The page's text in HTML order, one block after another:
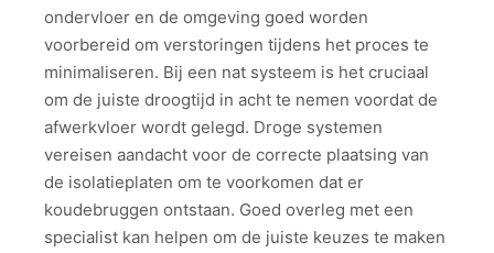
ondervloer en de omgeving goed worden
voorbereid om verstoringen tijdens het proces te
minimaliseren. Bij een nat systeem is het cruciaal
om de juiste droogtijd in acht te nemen voordat de
afwerkvloer wordt gelegd. Droge systemen
vereisen aandacht voor de correcte plaatsing van
de isolatieplaten om te voorkomen dat er
koudebruggen ontstaan. Goed overleg met een
specialist kan helpen om de juiste keuzes te maken